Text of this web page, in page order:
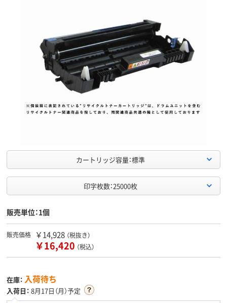
カートリッジ容量：標準
印字枚数：25000枚
販売単位：1個
販売価格 ￥14,928 （税抜き）
￥16,420 （税込）
在庫： 入荷待ち
入荷日： 8月17日（月）予定